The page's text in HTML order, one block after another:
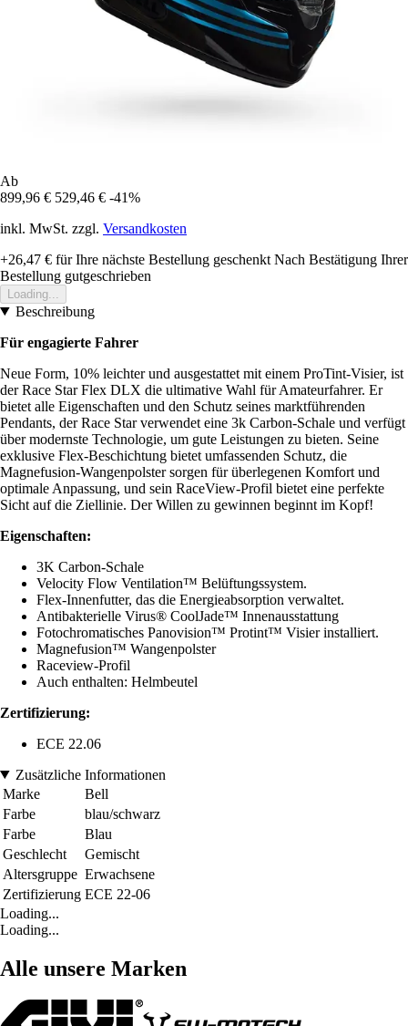
Ab
899,96 € 529,46 € -41%
inkl. MwSt. zzgl. Versandkosten
+26,47 € für Ihre nächste Bestellung geschenkt Nach Bestätigung Ihrer
Bestellung gutgeschrieben
Loading...
Beschreibung
Für engagierte Fahrer
Neue Form, 10% leichter und ausgestattet mit einem ProTint-Visier, ist
der Race Star Flex DLX die ultimative Wahl für Amateurfahrer. Er
bietet alle Eigenschaften und den Schutz seines marktführenden
Pendants, der Race Star verwendet eine 3k Carbon-Schale und verfügt
über modernste Technologie, um gute Leistungen zu bieten. Seine
exklusive Flex-Beschichtung bietet umfassenden Schutz, die
Magnefusion-Wangenpolster sorgen für überlegenen Komfort und
optimale Anpassung, und sein RaceView-Profil bietet eine perfekte
Sicht auf die Ziellinie. Der Willen zu gewinnen beginnt im Kopf!
Eigenschaften:
3K Carbon-Schale
Velocity Flow Ventilation™ Belüftungssystem.
Flex-Innenfutter, das die Energieabsorption verwaltet.
Antibakterielle Virus® CoolJade™ Innenausstattung
Fotochromatisches Panovision™ Protint™ Visier installiert.
Magnefusion™ Wangenpolster
Raceview-Profil
Auch enthalten: Helmbeutel
Zertifizierung:
ECE 22.06
Zusätzliche Informationen
Marke
Bell
Farbe
blau/schwarz
Farbe
Blau
Geschlecht
Gemischt
Altersgruppe Erwachsene
Zertifizierung ECE 22-06
Loading...
Loading...
Alle unsere Marken